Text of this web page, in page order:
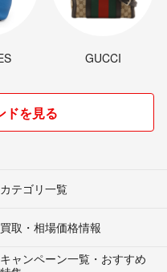
GUCCI
ドを見る
カテゴリ一覧
買取・相場価格情報
キャンペーン一覧・おすすめ